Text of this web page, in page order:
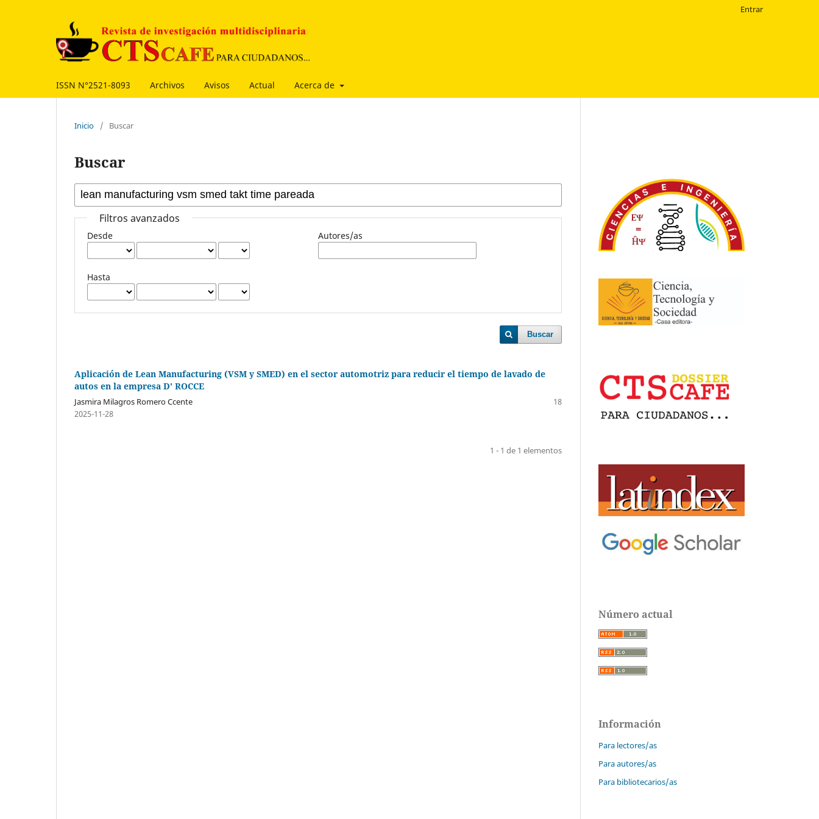
ISSN N°2521-8093 Archivos Avisos Actual Acerca de
Entrar
Inicio / Buscar
Buscar
Filtros avanzados
Desde
Hasta
Autores/as
Buscar
Aplicación de Lean Manufacturing (VSM y SMED) en el sector automotriz para reducir el tiempo de lavado de
autos en la empresa D' ROCCE
Jasmira Milagros Romero Ccente
18
2025-11-28
1 - 1 de 1 elementos
Número actual
Información
Para lectores/as
Para autores/as
Para bibliotecarios/as